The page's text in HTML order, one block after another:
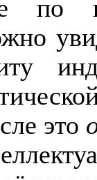
по
это